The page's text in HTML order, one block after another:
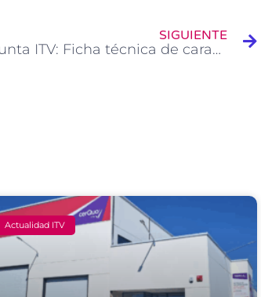
SIGUIENTE
Pregunta ITV: Ficha técnica de caravana menos de 750kilos
Actualidad ITV